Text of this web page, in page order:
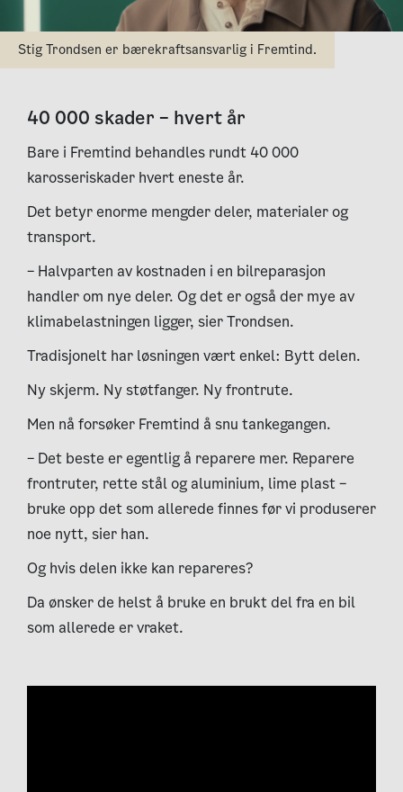
Stig Trondsen er bærekraftsansvarlig i Fremtind.
40 000 skader – hvert år
Bare i Fremtind behandles rundt 40 000
karosseriskader hvert eneste år.
Det betyr enorme mengder deler, materialer og
transport.
– Halvparten av kostnaden i en bilreparasjon
handler om nye deler. Og det er også der mye av
klimabelastningen ligger, sier Trondsen.
Tradisjonelt har løsningen vært enkel: Bytt delen.
Ny skjerm. Ny støtfanger. Ny frontrute.
Men nå forsøker Fremtind å snu tankegangen.
– Det beste er egentlig å reparere mer. Reparere
frontruter, rette stål og aluminium, lime plast –
bruke opp det som allerede finnes før vi produserer
noe nytt, sier han.
Og hvis delen ikke kan repareres?
Da ønsker de helst å bruke en brukt del fra en bil
som allerede er vraket.